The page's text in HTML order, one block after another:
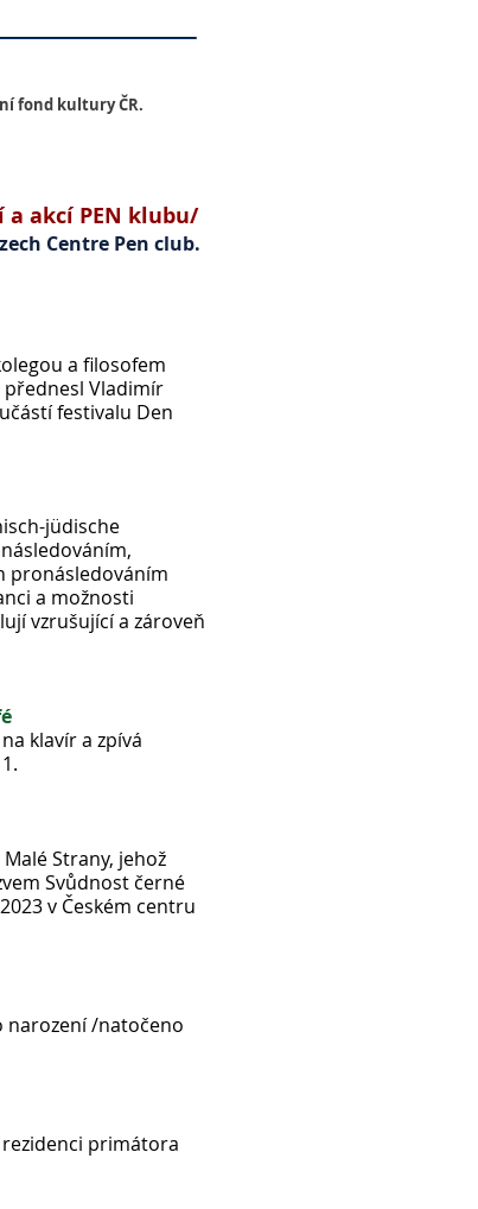
fond kultury ČR.
a akcí PEN klubu/
Centre Pen club.
a filosofem
přednesl Vladimír
festivalu Den
jüdische
pronásledováním
a možnosti
vzrušující a zároveň
klavír a zpívá
Strany, jehož
Svůdnost černé
v Českém centru
narození /natočeno
rezidenci primátora